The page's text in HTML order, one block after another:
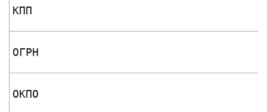
КПП
ОГРН
ОКПО